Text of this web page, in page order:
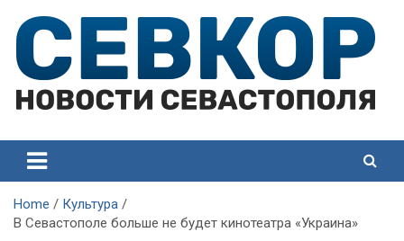
content
Севастополя
Севастополя
Home
Культура
В Севастополе больше не будет кинотеатра «Украина»